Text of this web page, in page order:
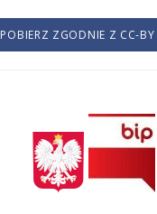
POBIERZ ZGODNIE Z CC-BY